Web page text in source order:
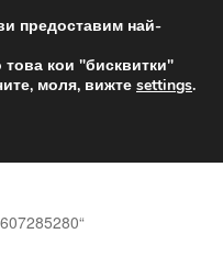
12 лв.
свят
предоставим най-
кои "бисквитки"
моля, вижте settings.